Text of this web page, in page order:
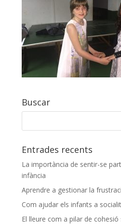
Buscar
Entrades recents
La importància de sentir-se
infància
Aprendre a gestionar la
Com ajudar els infants a
El lleure com a pilar de